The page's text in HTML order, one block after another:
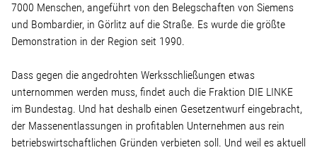
Termine
Kontakt
Team
7000 Menschen, angeführt von den Belegschaften von Siemens
und Bombardier, in Görlitz auf die Straße. Es wurde die größte
Demonstration in der Region seit 1990.
Dass gegen die angedrohten Werksschließungen etwas
unternommen werden muss, findet auch die Fraktion DIE LINKE
im Bundestag. Und hat deshalb einen Gesetzentwurf eingebracht,
der Massenentlassungen in profitablen Unternehmen aus rein
betriebswirtschaftlichen Gründen verbieten soll. Und weil es aktuell